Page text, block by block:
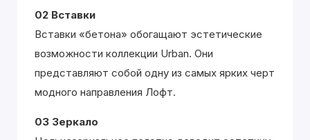
02 Вставки
Вставки «бетона» обогащают эстетические
возможности коллекции Urban. Они
представляют собой одну из самых ярких черт
модного направления Лофт.
03 Зеркало